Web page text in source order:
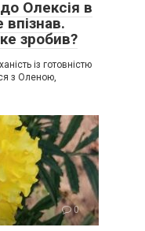
Олексія в
впізнав.
зробив?
із готовністю
з Оленою,
0